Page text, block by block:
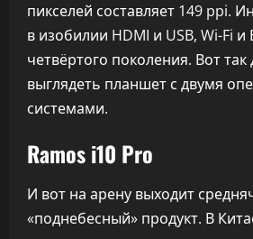
пикселей составляет 149 ppi.
в изобилии HDMI и USB, Wi-Fi и
четвёртого поколения. Вот
выглядеть планшет с двумя
системами.
Ramos i10 Pro
И вот на арену выходит
«поднебесный» продукт. В